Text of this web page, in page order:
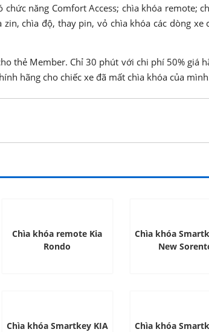
năng Comfort Access; chìa khóa remote;
chìa độ, thay pin, vỏ chìa khóa các dòng xe
thẻ Member. Chỉ 30 phút với chi phí 50% giá
hãng cho chiếc xe đã mất chìa khóa của
Chìa khóa remote Kia
Rondo
Chìa khóa
New
Chìa khóa Smartkey KIA
Chìa khóa